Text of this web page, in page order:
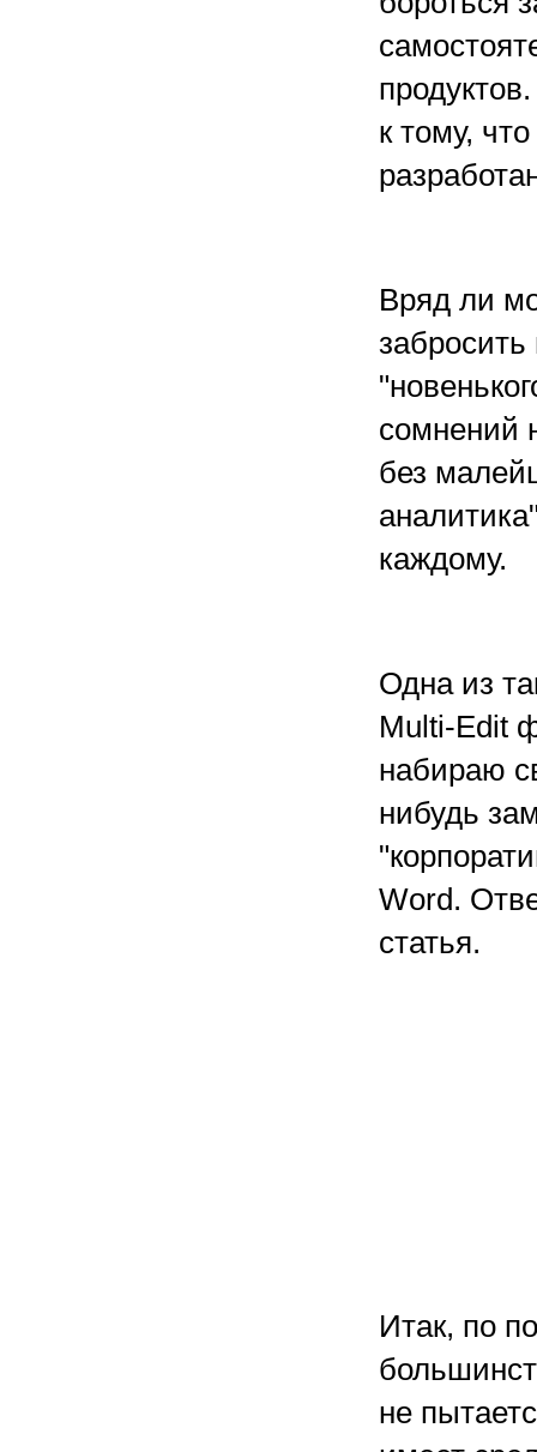
к тому,
Вряд ли
сомнений
без
каждому.
Одна из
Multi-Edit
набираю
нибудь
Word.
статья.
Итак, по
не